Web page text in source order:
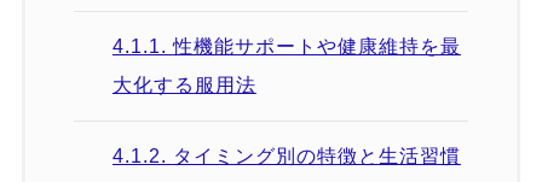
4.1.1.性機能サポートや健康維持を最
大化する服用法
4.1.2. タイミング別の特徴と生活習慣